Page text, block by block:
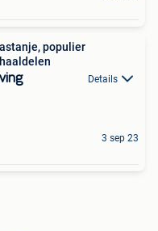
populier
Details
3 sep 23